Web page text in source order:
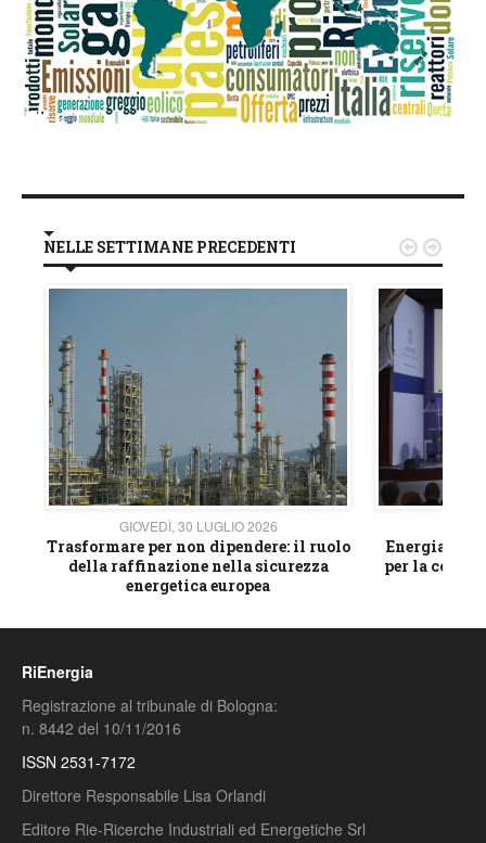
NELLE SETTIMANE PRECEDENTI
GIOVEDÌ, 30 LUGLIO 2026
Trasformare per non dipendere: il ruolo
della raffinazione nella sicurezza
energetica europea
Energia e
per la
 
RiEnergia
Registrazione al tribunale di Bologna:
n. 8442 del 10/11/2016
ISSN 2531-7172
Direttore Responsabile Lisa Orlandi
Editore Rie-Ricerche Industriali ed Energetiche Srl